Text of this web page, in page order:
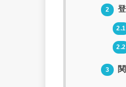
2
2.1
2.2
3